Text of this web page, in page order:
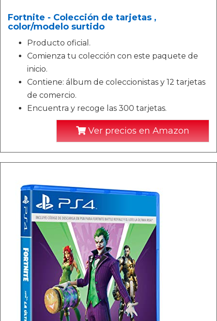
Fortnite - Colección de tarjetas ,
color/modelo surtido
Producto oficial.
Comienza tu colección con este paquete de
inicio.
Contiene: álbum de coleccionistas y 12 tarjetas
de comercio.
Encuentra y recoge las 300 tarjetas.
Ver precios en Amazon